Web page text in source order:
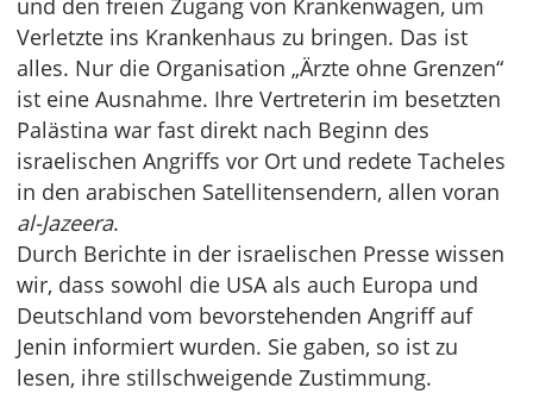
und den freien Zugang von Krankenwagen, um
Verletzte ins Krankenhaus zu bringen. Das ist
alles. Nur die Organisation „Ärzte ohne Grenzen“
ist eine Ausnahme. Ihre Vertreterin im besetzten
Palästina war fast direkt nach Beginn des
israelischen Angriffs vor Ort und redete Tacheles
in den arabischen Satellitensendern, allen voran
al-Jazeera.
Durch Berichte in der israelischen Presse wissen
wir, dass sowohl die USA als auch Europa und
Deutschland vom bevorstehenden Angriff auf
Jenin informiert wurden. Sie gaben, so ist zu
lesen, ihre stillschweigende Zustimmung.